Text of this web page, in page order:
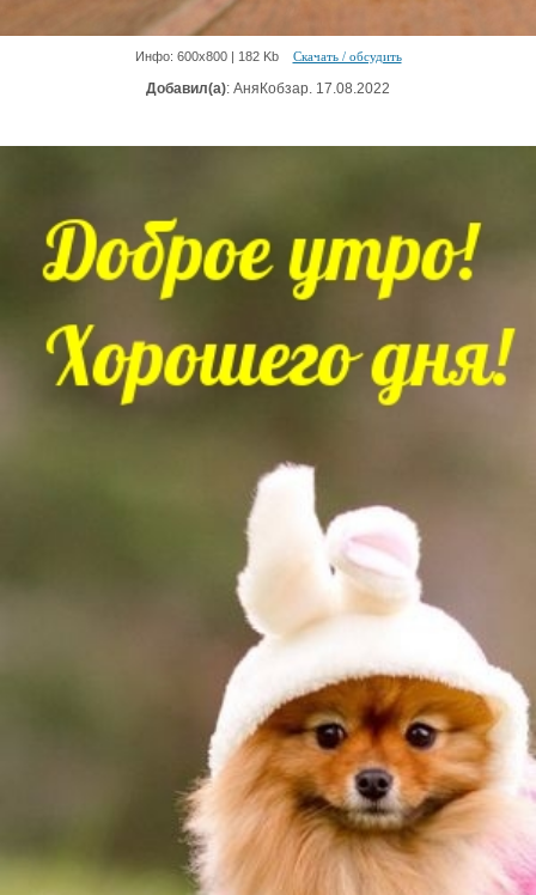
Инфо: 600х800 | 182 Kb Скачать / обсудить
Добавил(а): АняКобзар. 17.08.2022